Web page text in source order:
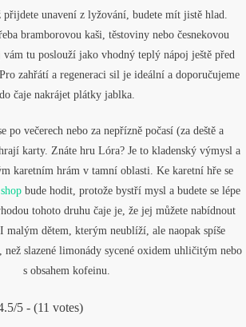
přijdete unavení z lyžování, budete mít jistě hlad.
bramborovou kaši, těstoviny nebo česnekovou
tu poslouží jako vhodný teplý nápoj ještě před
zahřátí a regeneraci sil je ideální a doporučujeme
do čaje nakrájet plátky jablka.
po večerech nebo za nepřízně počasí (za deště a
karty. Znáte hru Lóra? Je to kladenský výmysl a
karetním hrám v tamní oblasti. Ke karetní hře se
bude hodit, protože bystří mysl a budete se lépe
tohoto druhu čaje je, že jej můžete nabídnout
malým dětem, kterým neublíží, ale naopak spíše
než slazené limonády sycené oxidem uhličitým nebo
s obsahem kofeinu.
5 - (11 votes)